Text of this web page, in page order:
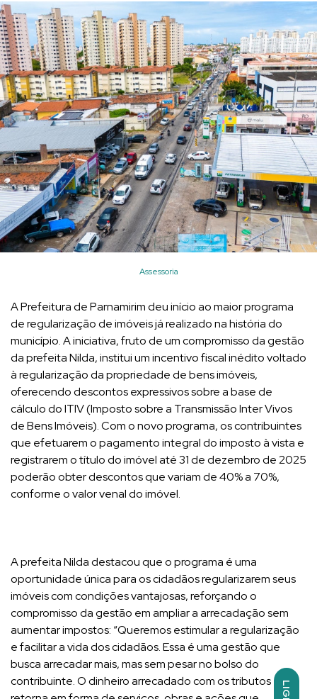
Assessoria
A Prefeitura de Parnamirim deu início ao maior programa
de regularização de imóveis já realizado na história do
município. A iniciativa, fruto de um compromisso da gestão
da prefeita Nilda, institui um incentivo fiscal inédito voltado
à regularização da propriedade de bens imóveis,
oferecendo descontos expressivos sobre a base de
cálculo do ITIV (Imposto sobre a Transmissão Inter Vivos
de Bens Imóveis). Com o novo programa, os contribuintes
que efetuarem o pagamento integral do imposto à vista e
registrarem o título do imóvel até 31 de dezembro de 2025
poderão obter descontos que variam de 40% a 70%,
conforme o valor venal do imóvel.
A prefeita Nilda destacou que o programa é uma
oportunidade única para os cidadãos regularizarem seus
imóveis com condições vantajosas, reforçando o
compromisso da gestão em ampliar a arrecadação sem
aumentar impostos: “Queremos estimular a regularização
e facilitar a vida dos cidadãos. Essa é uma gestão que
busca arrecadar mais, mas sem pesar no bolso do
contribuinte. O dinheiro arrecadado com os tributos